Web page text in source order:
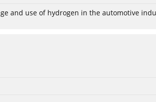
and use of hydrogen in the automotive